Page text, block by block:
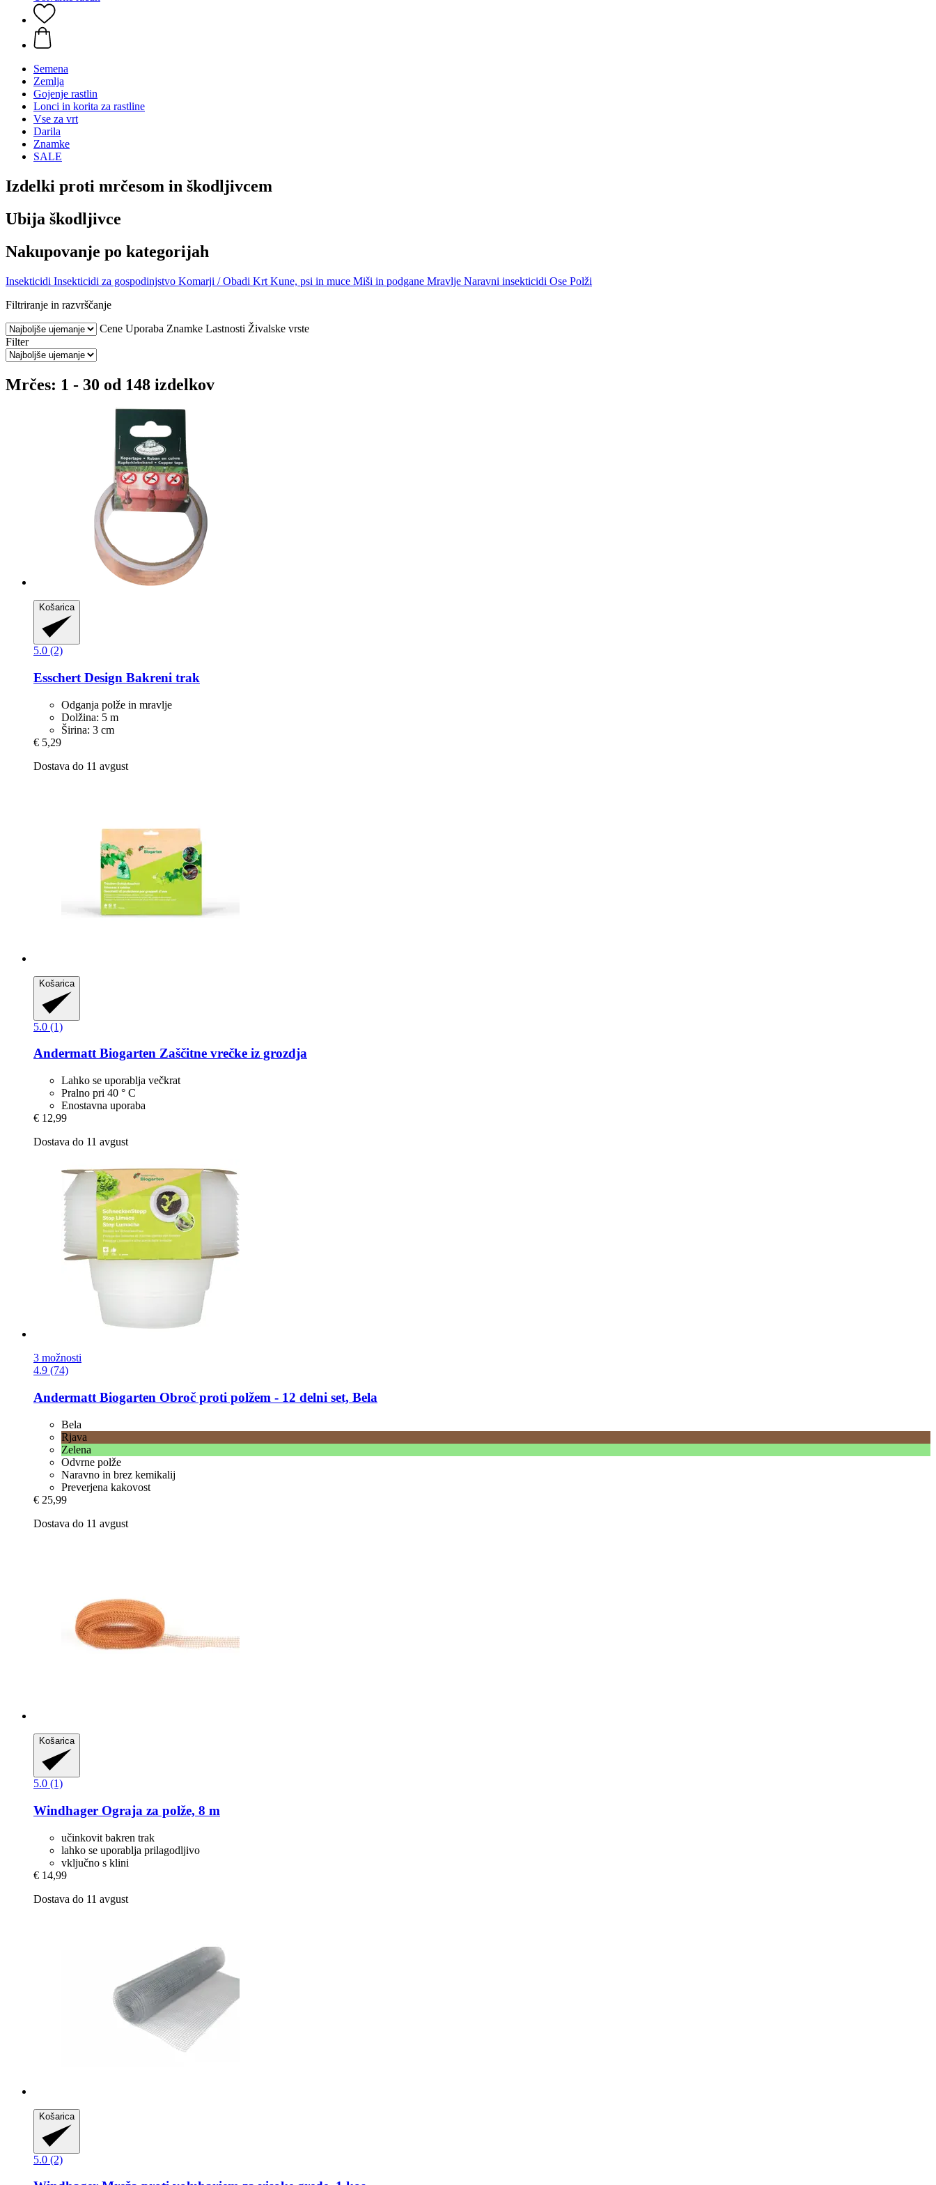
Semena
Zemlja
Gojenje rastlin
Lonci in korita za rastline
Vse za vrt
Darila
Znamke
SALE
Izdelki proti mrčesom in škodljivcem
Ubija škodljivce
Nakupovanje po kategorijah
Insekticidi Insekticidi za gospodinjstvo Komarji / Obadi Krt Kune, psi in muce Miši in podgane Mravlje Naravni insekticidi Ose Polži
Filtriranje in razvrščanje
Cene Uporaba Znamke Lastnosti Živalske vrste
Filter
Mrčes: 1 - 30 od 148 izdelkov
Košarica
5.0 (2)
Esschert Design Bakreni trak
Odganja polže in mravlje
Dolžina: 5 m
Širina: 3 cm
€ 5,29
Dostava do 11 avgust
Košarica
5.0 (1)
Andermatt Biogarten Zaščitne vrečke iz grozdja
Lahko se uporablja večkrat
Pralno pri 40 ° C
Enostavna uporaba
€ 12,99
Dostava do 11 avgust
3 možnosti
4.9 (74)
Andermatt Biogarten Obroč proti polžem -​ 12 delni set, Bela
Bela
Rjava
Zelena
Odvrne polže
Naravno in brez kemikalij
Preverjena kakovost
€ 25,99
Dostava do 11 avgust
Košarica
5.0 (1)
Windhager Ograja za polže, 8 m
učinkovit bakren trak
lahko se uporablja prilagodljivo
vključno s klini
€ 14,99
Dostava do 11 avgust
Košarica
5.0 (2)